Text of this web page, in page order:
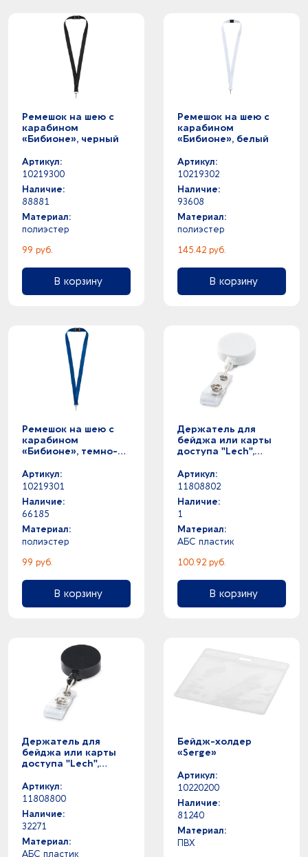
Ремешок на шею с
карабином
«Бибионе», черный
Артикул:
10219300
Наличие:
88881
Материал:
полиэстер
99 руб.
В корзину
Ремешок на шею с
карабином
«Бибионе», белый
Артикул:
10219302
Наличие:
93608
Материал:
полиэстер
145.42 руб.
В корзину
Ремешок на шею с
карабином
«Бибионе», темно-
Артикул:
10219301
Наличие:
66185
Материал:
полиэстер
99 руб.
В корзину
Держатель для
бейджа или карты
доступа "Lech",
Артикул:
11808802
Наличие:
1
Материал:
АБС пластик
100.92 руб.
В корзину
Держатель для
бейджа или карты
доступа "Lech",
Артикул:
11808800
Наличие:
32271
Материал:
АБС пластик
Бейдж-холдер
«Serge»
Артикул:
10220200
Наличие:
81240
Материал:
ПВХ